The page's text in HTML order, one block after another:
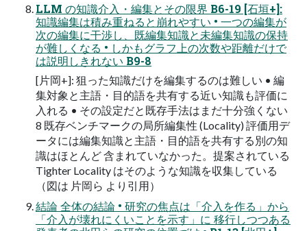
LLM の知識介⼊・編集とその限界 B6-19 [⽯垣+]:
知識編集は積み重ねると崩れやすい • ⼀つの編集が
次の編集に⼲渉し、既編集知識と未編集知識の保持
が難しくなる • しかもグラフ上の次数や距離だけで
は説明しきれない B9-8
[⽚岡+]: 狙った知識だけを編集するのは難しい • 編
集対象と主語・⽬的語を共有する近い知識も評価に
⼊れる • その設定だと既存⼿法はまだ⼗分強くない
8 既存ベンチマークの局所編集性 (Locality) 評価⽤デ
ータには編集知識と主語・⽬的語を共有する別の知
識はほとんど 含まれていなかった。提案されている
Tighter Locality はそのような知識を収集している
（図は ⽚岡ら より引⽤）
結論 全体の結論 • 研究の焦点は「介⼊を作る」から
「介⼊が壊れにくいことを⽰す」に 移⾏しつつある